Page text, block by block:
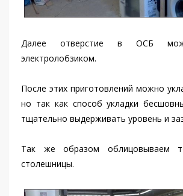
Далее отверстие в ОСБ
электролобзиком.
После этих приготовлений можно
но так как способ укладки
тщательно выдерживать уровень и
Так же образом облицовываем
столешницы.